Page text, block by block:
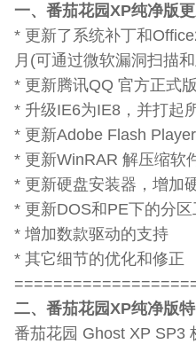
一、番茄花园XP纯净版更
* 更新了系统补丁和
月(可通过微软漏洞扫描
* 更新腾讯QQ 官方正式版
* 升级IE6为IE8，并打起
* 更新Adobe Flash
* 更新WinRAR 解压缩软
* 更新硬盘安装器，增加
* 更新DOS和PE下的分
* 增加数款驱动的支持
* 其它细节的优化和修正
二、番茄花园XP纯净版特
番茄花园 Ghost XP SP3